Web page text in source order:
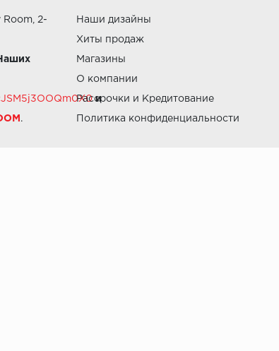
2-
и
.
Наши дизайны
Хиты продаж
Магазины
О компании
Рассрочки и Кредитование
Политика конфиденциальности